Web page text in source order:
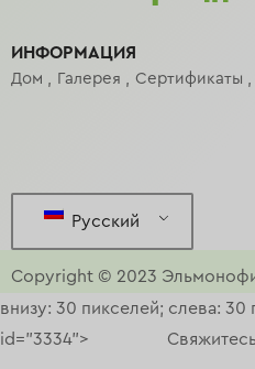
ИНФОРМАЦИЯ
Дом Галерея Сертификаты
Русский
Copyright © 2023
внизу: 30 пикселей; слева:
id="3334">